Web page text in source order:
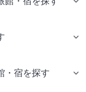
・宿を探す